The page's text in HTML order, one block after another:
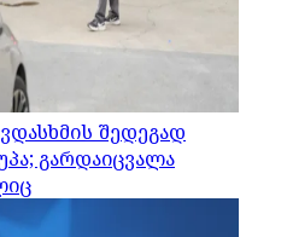
შედეგად
გარდაიცვალა